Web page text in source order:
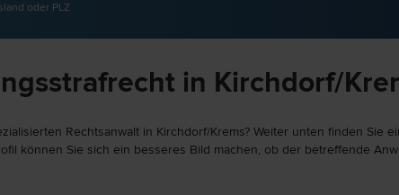
oder PLZ
in Kirchdorf/
Rechtsanwalt in Kirchdorf/Krems? Weiter unten finden Sie
können Sie sich ein besseres Bild machen, ob der betreffende